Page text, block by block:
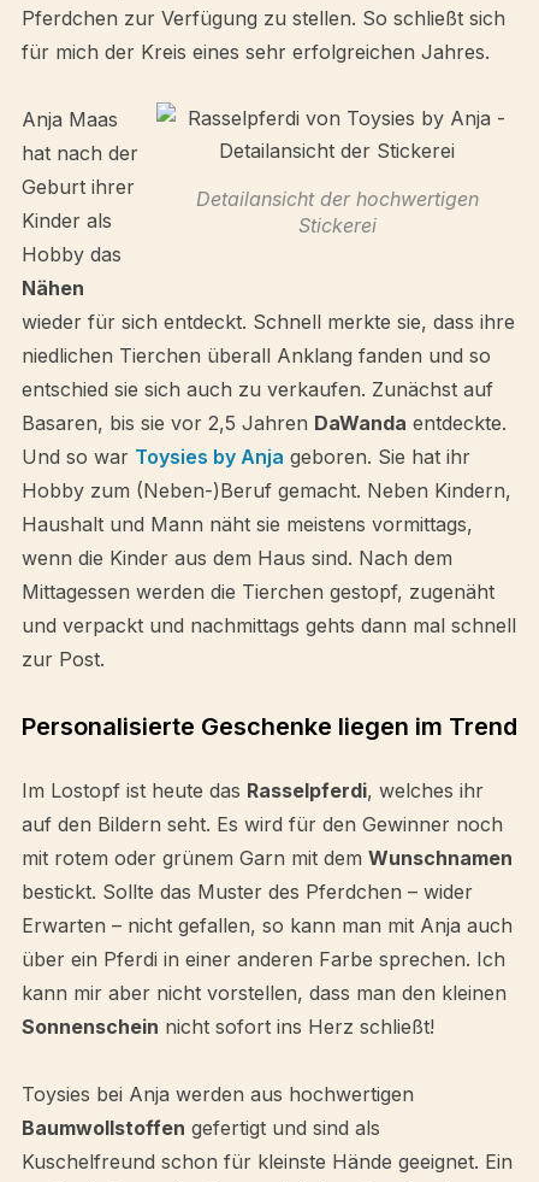
Pferdchen zur Verfügung zu stellen. So schließt sich
für mich der Kreis eines sehr erfolgreichen Jahres.
Detailansicht der hochwertigen
Stickerei
Anja Maas
hat nach der
Geburt ihrer
Kinder als
Hobby das
Nähen
wieder für sich entdeckt. Schnell merkte sie, dass ihre
niedlichen Tierchen überall Anklang fanden und so
entschied sie sich auch zu verkaufen. Zunächst auf
Basaren, bis sie vor 2,5 Jahren DaWanda entdeckte.
Und so war Toysies by Anja geboren. Sie hat ihr
Hobby zum (Neben-)Beruf gemacht. Neben Kindern,
Haushalt und Mann näht sie meistens vormittags,
wenn die Kinder aus dem Haus sind. Nach dem
Mittagessen werden die Tierchen gestopf, zugenäht
und verpackt und nachmittags gehts dann mal schnell
zur Post.
Personalisierte Geschenke liegen im Trend
Im Lostopf ist heute das Rasselpferdi, welches ihr
auf den Bildern seht. Es wird für den Gewinner noch
mit rotem oder grünem Garn mit dem Wunschnamen
bestickt. Sollte das Muster des Pferdchen – wider
Erwarten – nicht gefallen, so kann man mit Anja auch
über ein Pferdi in einer anderen Farbe sprechen. Ich
kann mir aber nicht vorstellen, dass man den kleinen
Sonnenschein nicht sofort ins Herz schließt!
Toysies bei Anja werden aus hochwertigen
Baumwollstoffen gefertigt und sind als
Kuschelfreund schon für kleinste Hände geeignet. Ein